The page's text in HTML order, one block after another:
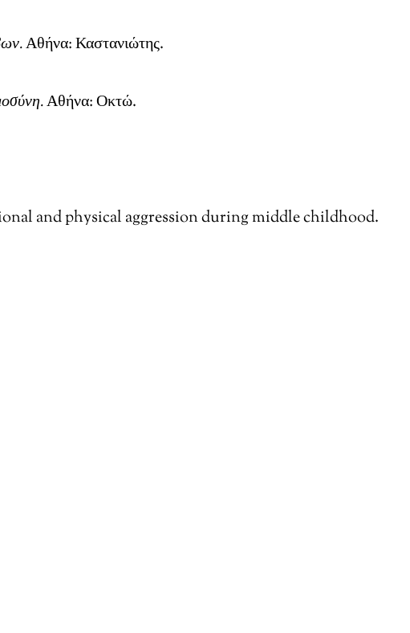
Αθήνα: Καστανιώτης.
Αθήνα: Οκτώ.
and physical aggression during middle childhood.